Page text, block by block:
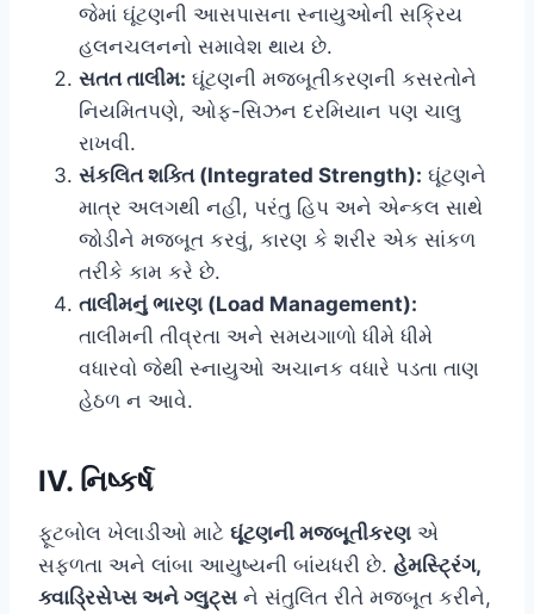
જેમાં ઘૂંટણની આસપાસના સ્નાયુઓની સક્રિય
હલનચલનનો સમાવેશ થાય છે.
સતત તાલીમ: ઘૂંટણની મજબૂતીકરણની કસરતોને
નિયમિતપણે, ઓફ-સિઝન દરમિયાન પણ ચાલુ
રાખવી.
સંકલિત શક્તિ (Integrated Strength): ઘૂંટણને
માત્ર અલગથી નહીં, પરંતુ હિપ અને એન્કલ સાથે
જોડીને મજબૂત કરવું, કારણ કે શરીર એક સાંકળ
તરીકે કામ કરે છે.
તાલીમનું ભારણ (Load Management):
તાલીમની તીવ્રતા અને સમયગાળો ધીમે ધીમે
વધારવો જેથી સ્નાયુઓ અચાનક વધારે પડતા તાણ
હેઠળ ન આવે.
IV. નિષ્કર્ષ
ફૂટબોલ ખેલાડીઓ માટે ઘૂંટણની મજબૂતીકરણ એ
સફળતા અને લાંબા આયુષ્યની બાંયધરી છે. હેમસ્ટ્રિંગ,
ક્વાડ્રિસેપ્સ અને ગ્લુટ્સ ને સંતુલિત રીતે મજબૂત કરીને,